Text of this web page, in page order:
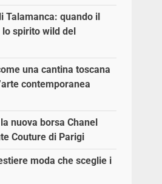
Talamanca: quando il
spirito wild del
una cantina toscana
contemporanea
nuova borsa Chanel
Couture di Parigi
moda che sceglie i